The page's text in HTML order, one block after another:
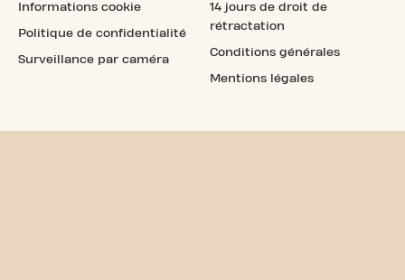
Informations cookie
Politique de confidentialité
Surveillance par caméra
14 jours de droit de
rétractation
Conditions générales
Mentions légales